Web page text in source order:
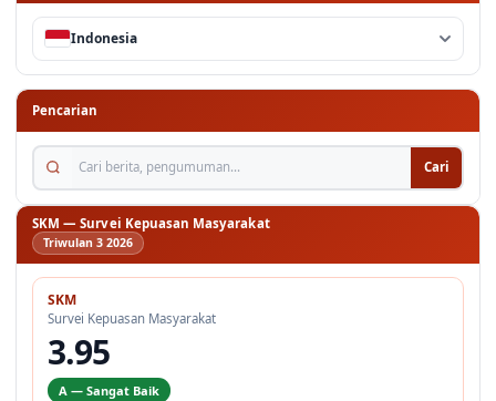
Bahasa
Indonesia
Pencarian
Cari berita, pengumuman...
Cari
SKM — Survei Kepuasan Masyarakat
Triwulan 3 2026
SKM
Survei Kepuasan Masyarakat
3.95